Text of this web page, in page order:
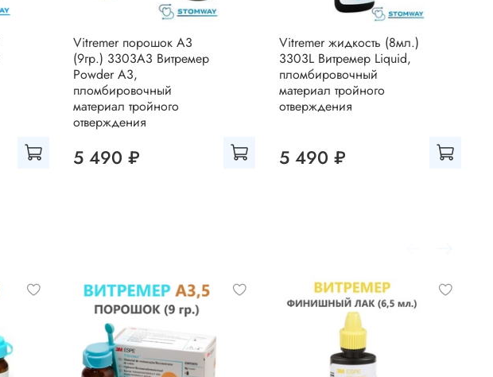
Vitremer порошок А3
(9гр.) 3303A3 Витремер
Powder A3,
пломбировочный
материал тройного
отверждения
5 490 ₽
Vitremer жидкость (8мл.)
3303L Витремер Liquid,
пломбировочный
материал тройного
отверждения
5 490 ₽